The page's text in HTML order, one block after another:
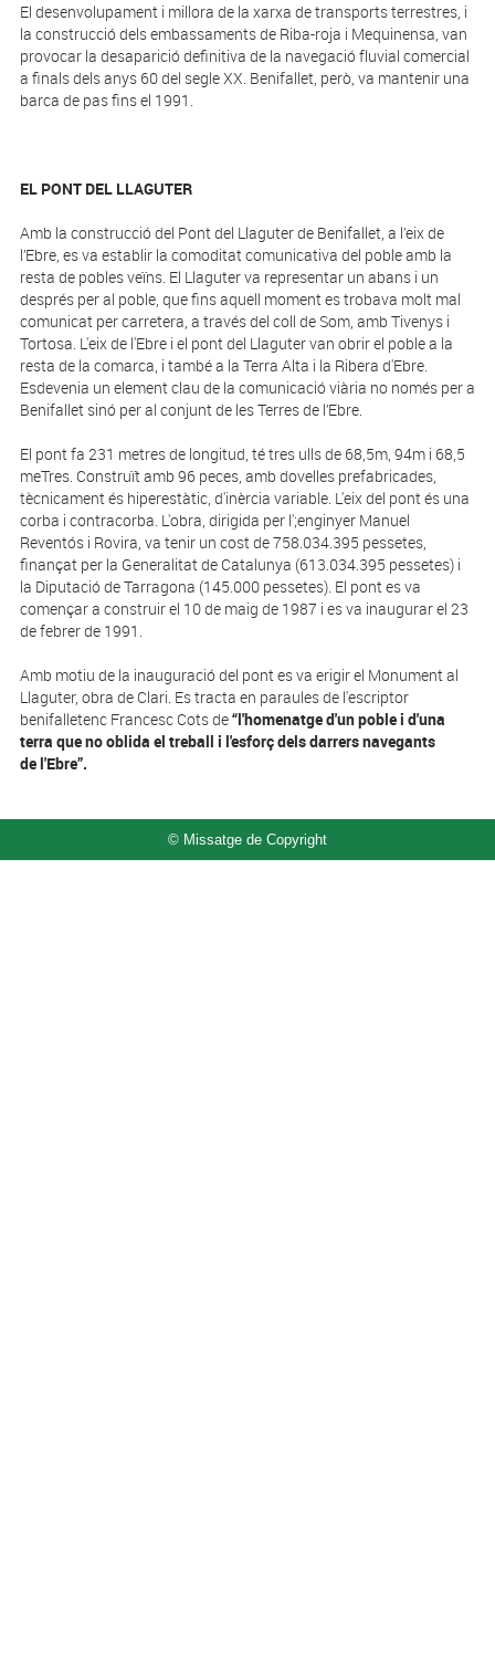
El desenvolupament i millora de la xarxa de transports terrestres, i
la construcció dels embassaments de Riba-roja i Mequinensa, van
provocar la desaparició definitiva de la navegació fluvial comercial
a finals dels anys 60 del segle XX. Benifallet, però, va mantenir una
barca de pas fins el 1991.
EL PONT DEL LLAGUTER
Amb la construcció del Pont del Llaguter de Benifallet, a l’eix de
l’Ebre, es va establir la comoditat comunicativa del poble amb la
resta de pobles veïns. El Llaguter va representar un abans i un
després per al poble, que fins aquell moment es trobava molt mal
comunicat per carretera, a través del coll de Som, amb Tivenys i
Tortosa. L'eix de l'Ebre i el pont del Llaguter van obrir el poble a la
resta de la comarca, i també a la Terra Alta i la Ribera d'Ebre.
Esdevenia un element clau de la comunicació viària no només per a
Benifallet sinó per al conjunt de les Terres de l’Ebre.
El pont fa 231 metres de longitud, té tres ulls de 68,5m, 94m i 68,5
meTres. Construït amb 96 peces, amb dovelles prefabricades,
tècnicament és hiperestàtic, d'inèrcia variable. L'eix del pont és una
corba i contracorba. L'obra, dirigida per l';enginyer Manuel
Reventós i Rovira, va tenir un cost de 758.034.395 pessetes,
finançat per la Generalitat de Catalunya (613.034.395 pessetes) i
la Diputació de Tarragona (145.000 pessetes). El pont es va
començar a construir el 10 de maig de 1987 i es va inaugurar el 23
de febrer de 1991.
Amb motiu de la inauguració del pont es va erigir el Monument al
Llaguter, obra de Clari. Es tracta en paraules de l'escriptor
benifalletenc Francesc Cots de“l'homenatge d'un poble i d'una
terra que no oblida el treball i l'esforç dels darrers navegants
de l'Ebre”.
© Missatge de Copyright